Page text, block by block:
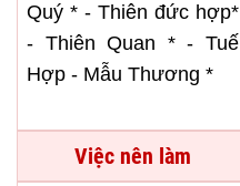
Quý * - Thiên đức hợp*
- Thiên Quan * - Tuế
Hợp - Mẫu Thương *
Việc nên làm